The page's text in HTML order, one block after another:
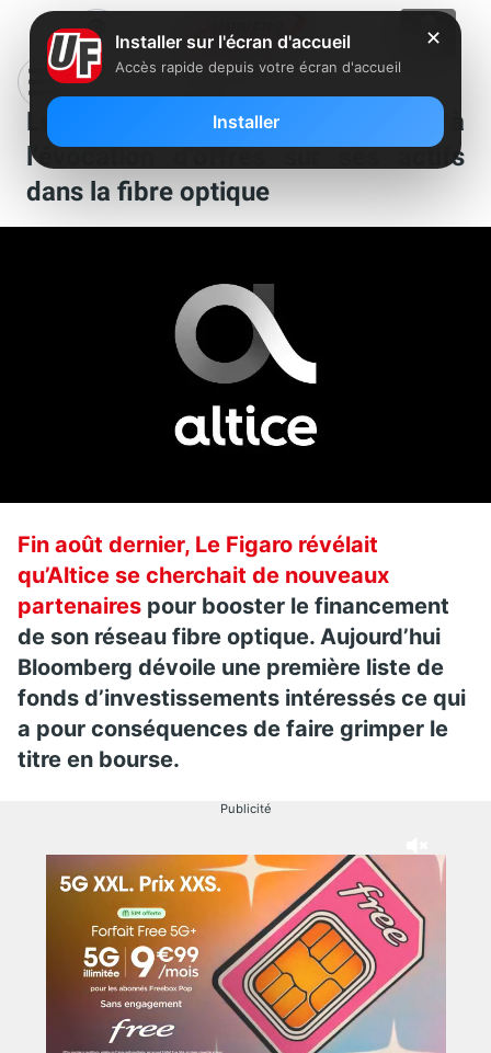
Le cours d’Altice remonte suite à
l’évocation d’offres sur ses actifs
dans la fibre optique
Fin août dernier, Le Figaro révélait
qu’Altice se cherchait de nouveaux
partenaires pour booster le financement
de son réseau fibre optique. Aujourd’hui
Bloomberg dévoile une première liste de
fonds d’investissements intéressés ce qui
a pour conséquences de faire grimper le
titre en bourse.
Publicité
✕
Installer sur l'écran d'accueil
Accès rapide depuis votre écran d'accueil
Installer